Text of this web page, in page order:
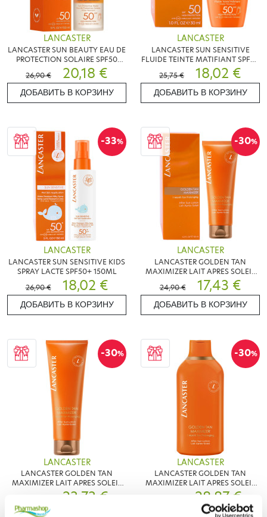
LANCASTER
LANCASTER SUN BEAUTY EAU DE
PROTECTION SOLAIRE SPF50
150ML
26,90 € 20,18 €
ДОБАВИТЬ В КОРЗИНУ
LANCASTER
LANCASTER SUN SENSITIVE
FLUIDE TEINTE MATIFIANT SPF50
30ML
25,75 € 18,02 €
ДОБАВИТЬ В КОРЗИНУ
-33%
LANCASTER
LANCASTER SUN SENSITIVE KIDS
SPRAY LACTE SPF50+ 150ML
26,90 €
18,02 €
ДОБАВИТЬ В КОРЗИНУ
-30%
LANCASTER
LANCASTER GOLDEN TAN
MAXIMIZER LAIT APRES SOLEIL
125ML
24,90 € 17,43 €
ДОБАВИТЬ В КОРЗИНУ
-30%
LANCASTER
LANCASTER GOLDEN TAN
MAXIMIZER LAIT APRES SOLEIL
250ML
23,73 €
-30%
LANCASTER
LANCASTER GOLDEN TAN
MAXIMIZER LAIT APRES SOLEIL
400ML
28,87 €